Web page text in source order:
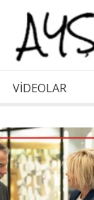
VİDEOLAR